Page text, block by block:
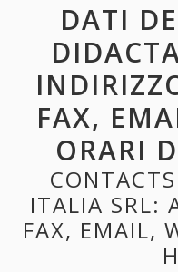
DATI
FAX,
ORARI
ITALIA SRL:
FAX, EMAIL,